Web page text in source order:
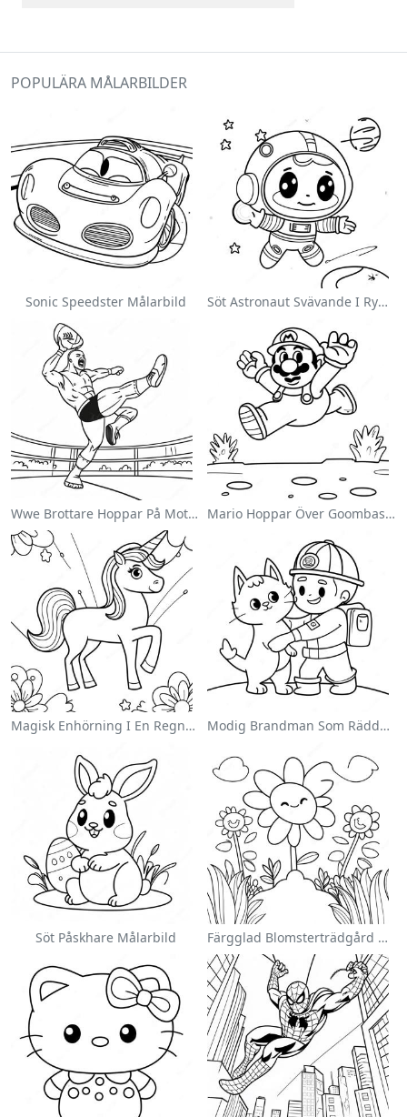
POPULÄRA MÅLARBILDER
Sonic Speedster Målarbild Söt Astronaut Svävande I Rymden Målarbild
Wwe Brottare Hoppar På Motståndare Målarbild Mario Hoppar Över Goombas Målarbild
Magisk Enhörning I En Regnbåge Målarbild Modig Brandman Som Räddar En Katt Målarbild
Söt Påskhare Målarbild Färgglad Blomsterträdgård Målarbild